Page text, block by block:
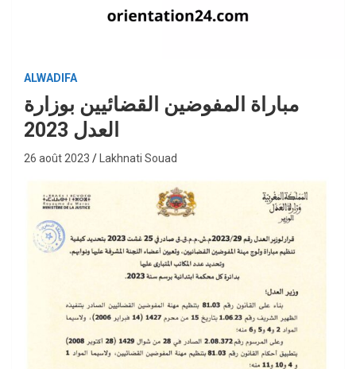
ALWADIFA
مباراة المفوضين القضائيين بوزارة
العدل 2023
26 août 2023 Lakhnati Souad